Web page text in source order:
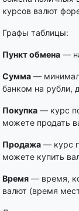
курсов валют
Графы таблицы:
Пункт обмена —
Сумма —
банком на рубли,
Покупка — курс
можете продать
Продажа — курс
можете купить
Время — время,
валют (время